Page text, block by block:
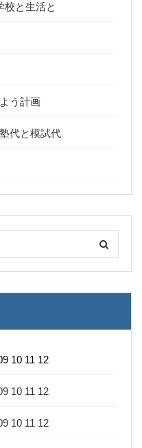
校と生活と
う計画
代と模試代
10 11 12
10 11 12
10 11 12